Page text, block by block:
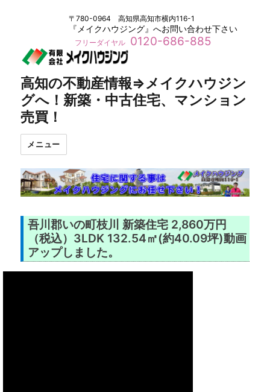
〒780-0964 高知県高知市横内116-1
『メイクハウジング』へお問い合わせ下さい
フリーダイヤル 0120-686-885
高知の不動産情報⇒メイクハウジン
グへ！新築・中古住宅、マンション
売買！
メニュー
吾川郡いの町枝川 新築住宅 2,860万円
（税込）3LDK 132.54㎡(約40.09坪)動画
アップしました。